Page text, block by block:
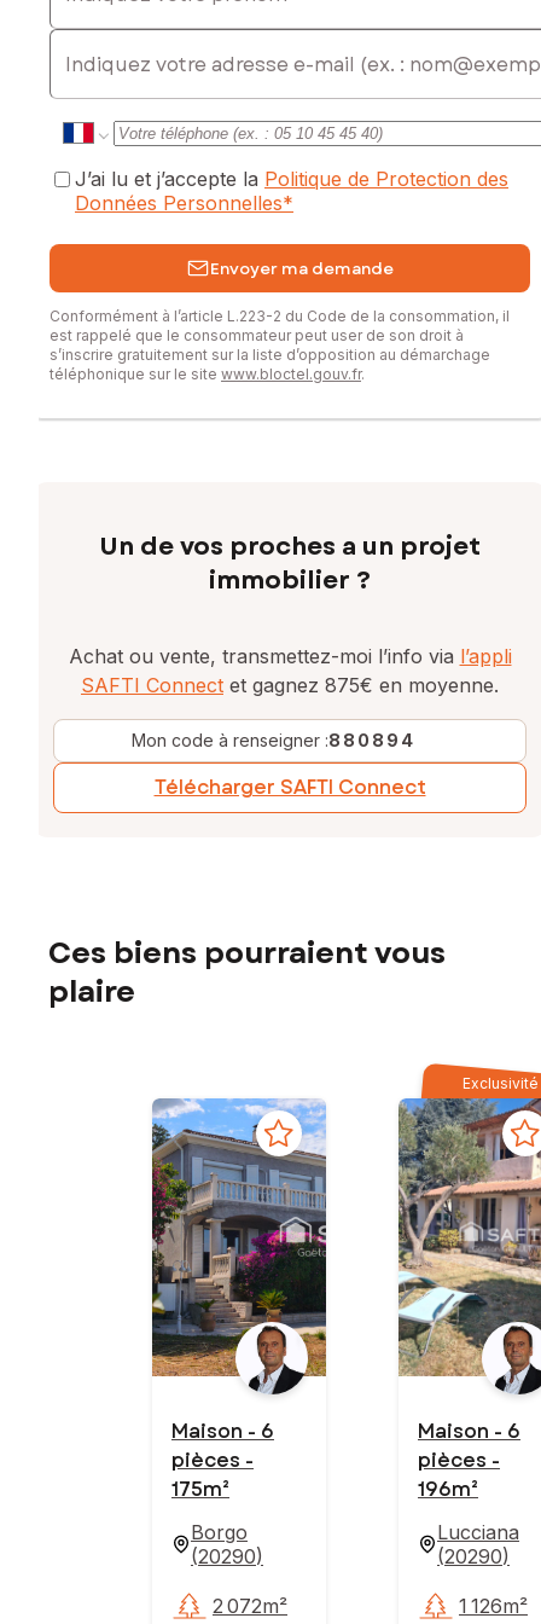
E-mail
J’ai lu et j’accepte la Politique de Protection des
Données Personnelles*
Envoyer ma demande
Conformément à l’article L.223-2 du Code de la consommation, il
est rappelé que le consommateur peut user de son droit à
s’inscrire gratuitement sur la liste d’opposition au démarchage
téléphonique sur le site www.bloctel.gouv.fr.
Un de vos proches a un projet
immobilier ?
Achat ou vente, transmettez-moi l’info via l’appli
SAFTI Connect et gagnez 875€ en moyenne.
Mon code à renseigner :880894
Télécharger SAFTI Connect
Ces biens pourraient vous
plaire
Maison - 6
pièces -
175m²
Borgo
(20290)
2 072m²
Exclusivité
Maison - 6
pièces -
196m²
Lucciana
(20290)
1 126m²